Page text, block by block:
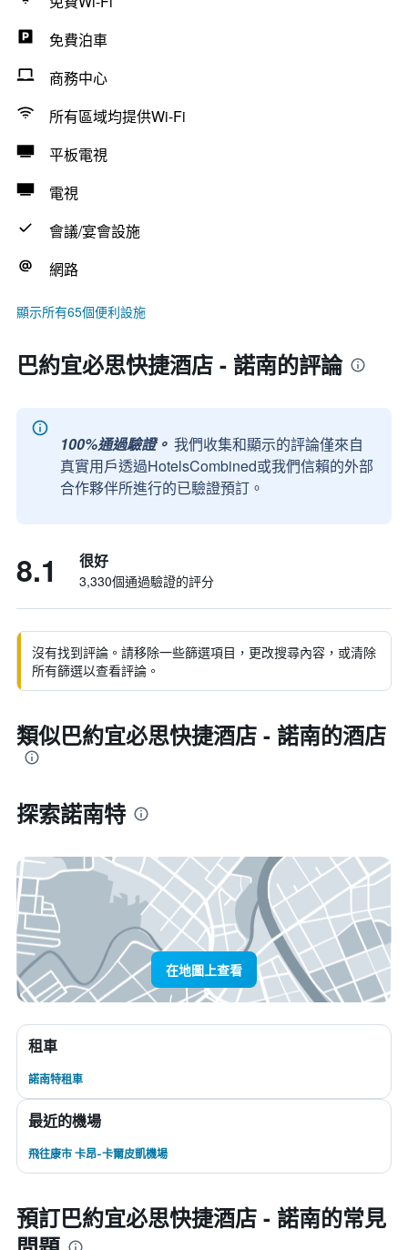
免費泊車
商務中心
所有區域均提供Wi-Fi
平板電視
電視
會議/宴會設施
網路
顯示所有65個便利設施
巴約宜必思快捷酒店 - 諾南的評論
100%通過驗證。 我們收集和顯示的評論僅來自
真實用戶透過HotelsCombined或我們信賴的外部
合作夥伴所進行的已驗證預訂。
8.1 很好
3,330個通過驗證的評分
沒有找到評論。請移除一些篩選項目，更改搜尋內容，或清除
所有篩選以查看評論。
類似巴約宜必思快捷酒店 - 諾南的酒店
探索諾南特
在地圖上查看
租車
諾南特租車
最近的機場
飛往康市 卡昂-卡爾皮凱機場
預訂巴約宜必思快捷酒店 - 諾南的常見